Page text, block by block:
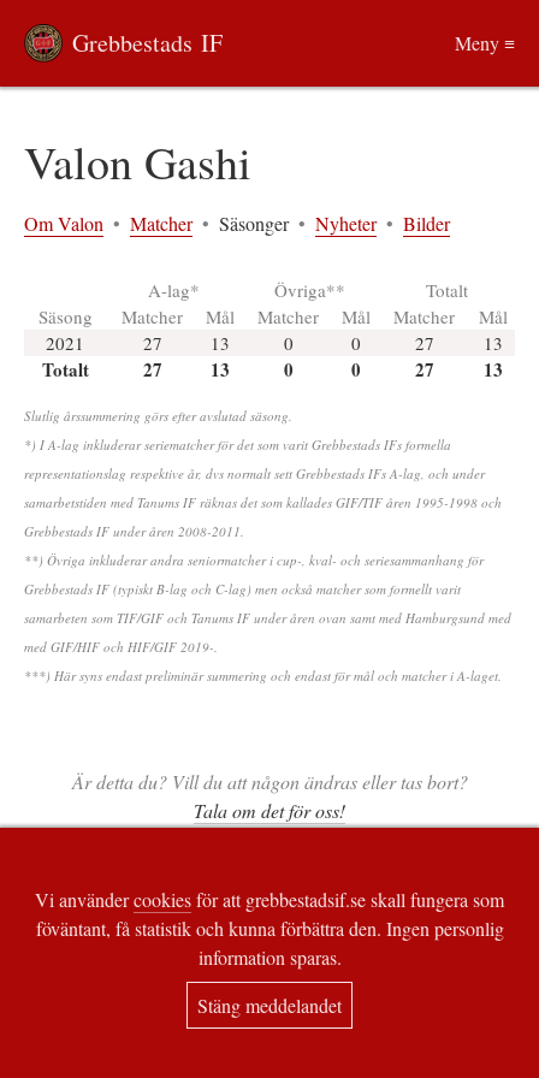
Valon Gashi
Om Valon • Matcher • Säsonger • Nyheter • Bilder
A-lag* Övriga**
Totalt
Säsong
Matcher Mål Matcher Mål Matcher
Mål
2021
27 13 0 0 27 13
Totalt 27 13 0 0 27 13
Slutlig årssummering görs efter avslutad säsong.
*) I A-lag inkluderar seriematcher för det som varit Grebbestads IFs formella
representationslag respektive år, dvs normalt sett Grebbestads IFs A-lag, och under
samarbetstiden med Tanums IF räknas det som kallades GIF/TIF åren 1995-1998 och
Grebbestads IF under åren 2008-2011.
**) Övriga inkluderar andra seniormatcher i cup-, kval- och seriesammanhang för
Grebbestads IF (typiskt B-lag och C-lag) men också matcher som formellt varit
samarbeten som TIF/GIF och Tanums IF under åren ovan samt med Hamburgsund med
med GIF/HIF och HIF/GIF 2019-.
***) Här syns endast preliminär summering och endast för mål och matcher i A-laget.
Är detta du? Vill du att någon ändras eller tas bort?
Tala om det för oss!
Grebbestads IF Meny ≡
Vi användercookiesför att grebbestadsif.se skall fungera som
föväntant, få statistik och kunna förbättra den. Ingen personlig
information sparas.
Stäng meddelandet